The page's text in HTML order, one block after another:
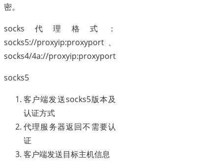
密。
socks代理格式：
socks5://proxyip:proxyport、
socks4/4a://proxyip:proxyport
socks5
客户端发送socks5版本及
认证方式
代理服务器返回不需要认
证
客户端发送目标主机信息